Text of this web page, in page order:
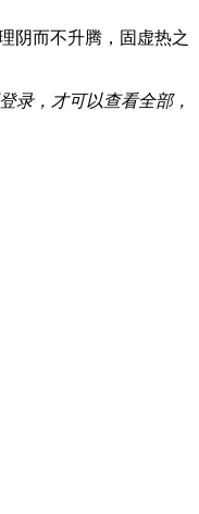
阴而不升腾，固虚热之
录，才可以查看全部，